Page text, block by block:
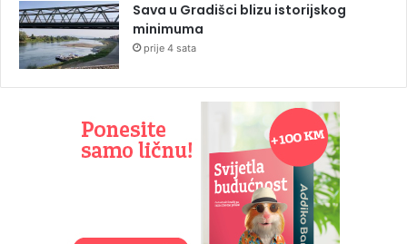
Sava u Gradišci blizu istorijskog
minimuma
prije 4 sata